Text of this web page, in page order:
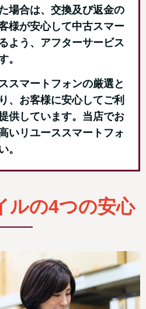
場合は、交換及び返金の
様が安心して中古スマー
よう、アフターサービス
。
スマートフォンの厳選と
、お客様に安心してご利
供しています。当店でお
いリユーススマートフォ
。
ルの4つの安心